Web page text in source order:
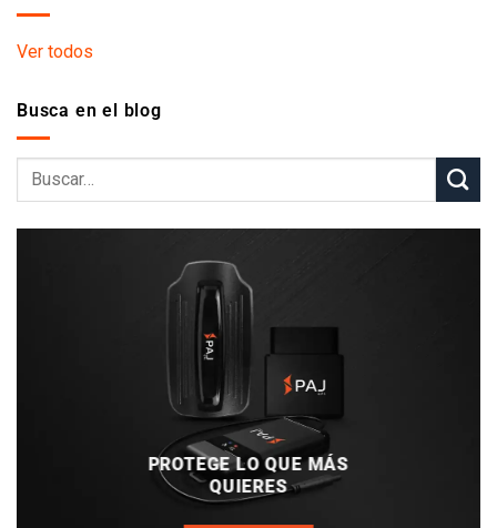
Ver todos
Busca en el blog
PROTEGE LO QUE MÁS
QUIERES